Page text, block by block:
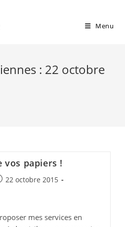
Menu
: 22 octobre
vos papiers !
22 octobre 2015
mes services en